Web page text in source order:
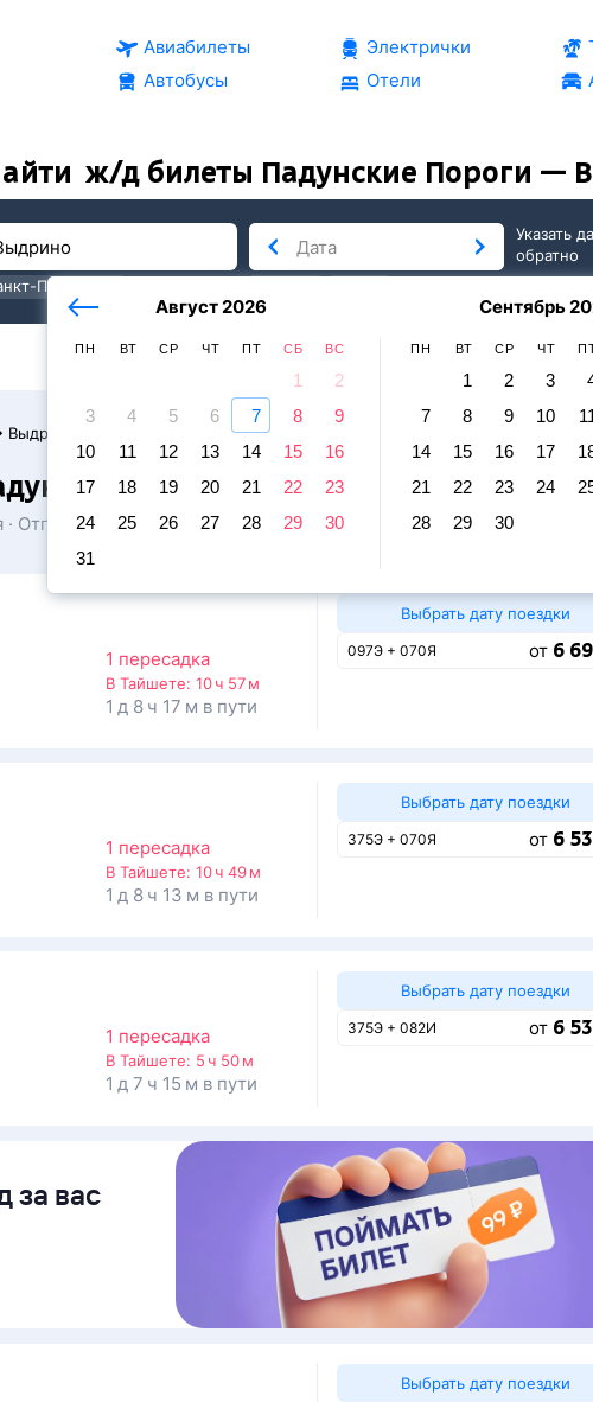
Авиабилеты
Автобусы
Электрички
Отели
ж/д билеты Падунские Пороги —
Петербург
Август 2026
ПН ВТ СР ЧТ ПТ СБ ВС
1
2
3
4 5 6 7 8
9
10
11 12 13 14 15
16
17
18 19 20 21 22
23
24
25 26 27 28 29
30
31
Сентябрь
ПН ВТ СР ЧТ
1 2 3
7
8 9 10
14
15 16 17
21
22 23 24
28
29 30
послезавтра
Указать
обратно
Пороги — Выдрино
Отправление и прибытие по местному времени. Цены за 1
1 пересадка
В Тайшете: 10 ч 57 м
1 д 8 ч 17 м в пути
Выбрать дату поездки
097Э + 070Я от 6
1 пересадка
В Тайшете: 10 ч 49 м
1 д 8 ч 13 м в пути
Выбрать дату поездки
375Э + 070Я от 6
1 пересадка
В Тайшете: 5 ч 50 м
1 д 7 ч 15 м в пути
Выбрать дату поездки
375Э + 082И от 6
за вас
Выбрать дату поездки